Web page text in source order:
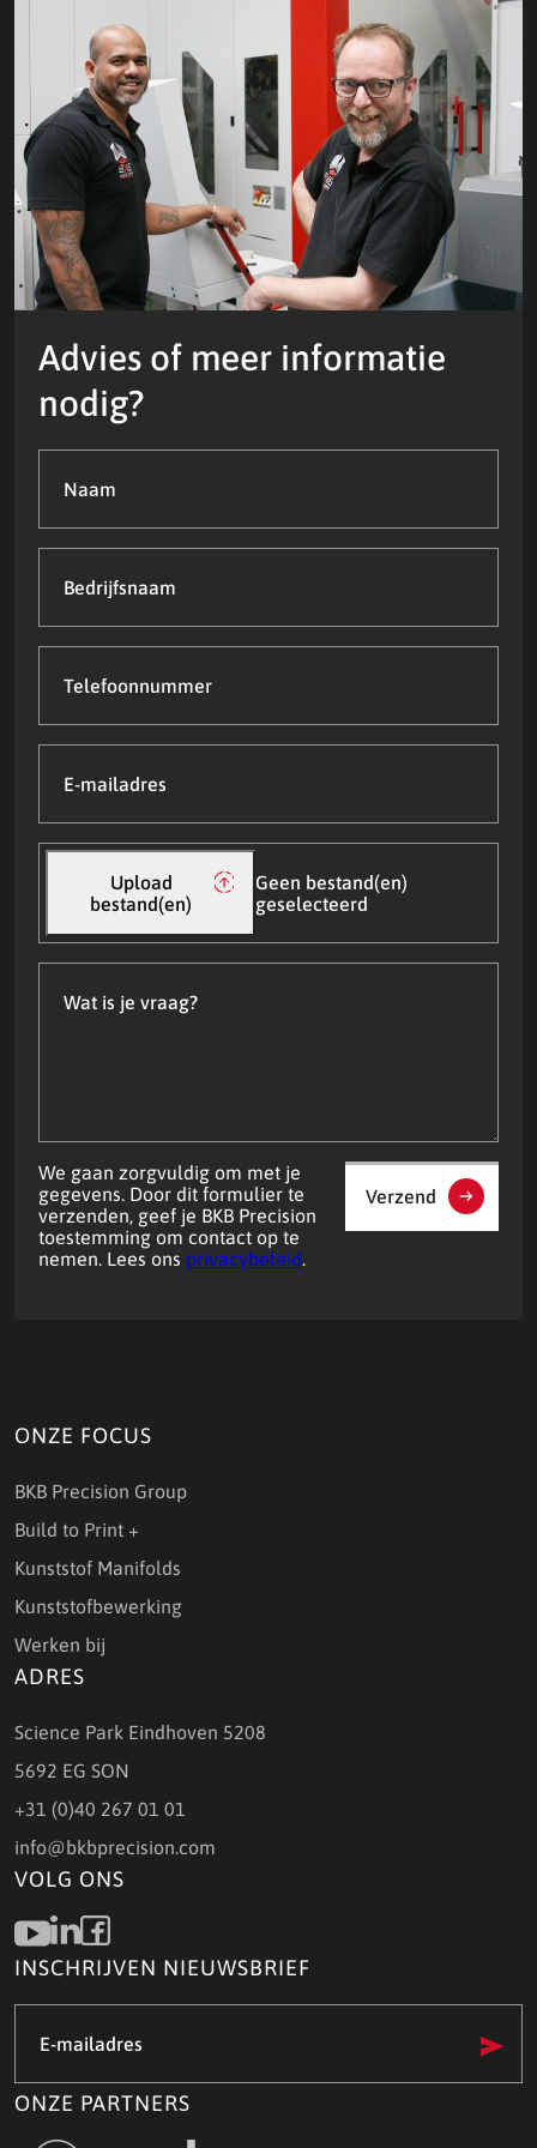
Advies of meer informatie
nodig?
(Vereist)
mailadres
Upload
bestand(en)
Geen bestand(en)
geselecteerd
Upload
bestand(en)
We gaan zorgvuldig om met je
gegevens. Door dit formulier te
verzenden, geef je BKB Precision
toestemming om contact op te
nemen. Lees ons privacybeleid.
Verzend
ONZE FOCUS
BKB Precision Group
Build to Print +
Kunststof Manifolds
Kunststofbewerking
Werken bij
ADRES
Science Park Eindhoven 5208
5692 EG SON
+31 (0)40 267 01 01
info@bkbprecision.com
VOLG ONS
INSCHRIJVEN NIEUWSBRIEF
mailadres
ONZE PARTNERS